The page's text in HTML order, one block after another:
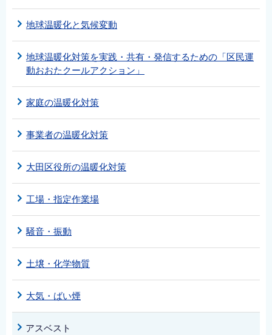
地球温暖化と気候変動
地球温暖化対策を実践・共有・発信するための「区民運
動おおたクールアクション」
家庭の温暖化対策
事業者の温暖化対策
大田区役所の温暖化対策
工場・指定作業場
騒音・振動
土壌・化学物質
大気・ばい煙
アスベスト